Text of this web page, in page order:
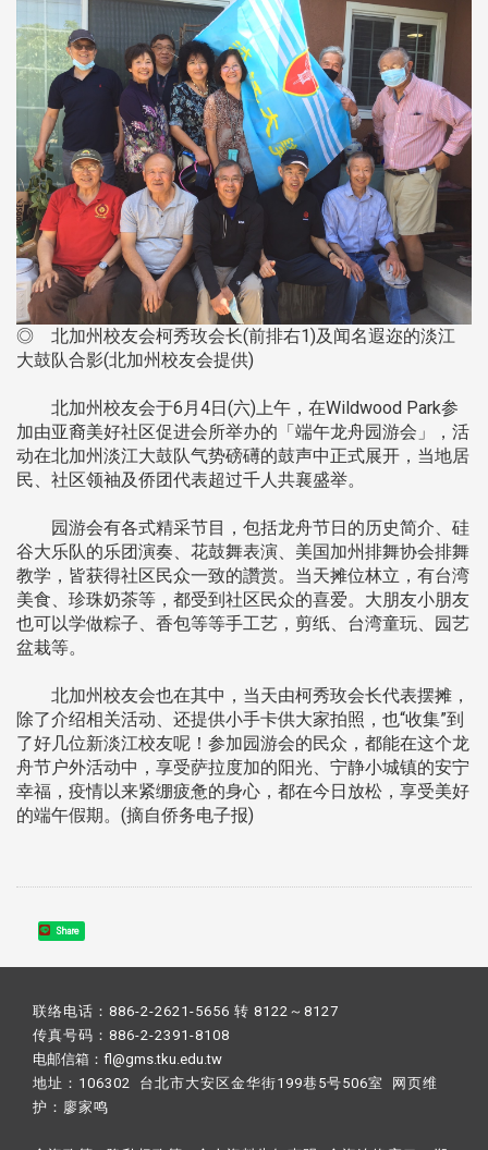
◎ 北加州校友会柯秀玫会长(前排右1)及闻名遐迩的淡江
大鼓队合影(北加州校友会提供)
北加州校友会于6月4日(六)上午，在Wildwood Park参
加由亚裔美好社区促进会所举办的「端午龙舟园游会」，活
动在北加州淡江大鼓队气势磅礡的鼓声中正式展开，当地居
民、社区领袖及侨团代表超过千人共襄盛举。
园游会有各式精采节目，包括龙舟节日的历史简介、硅
谷大乐队的乐团演奏、花鼓舞表演、美国加州排舞协会排舞
教学，皆获得社区民众一致的讚赏。当天摊位林立，有台湾
美食、珍珠奶茶等，都受到社区民众的喜爱。大朋友小朋友
也可以学做粽子、香包等等手工艺，剪纸、台湾童玩、园艺
盆栽等。
北加州校友会也在其中，当天由柯秀玫会长代表摆摊，
除了介绍相关活动、还提供小手卡供大家拍照，也“收集”到
了好几位新淡江校友呢！参加园游会的民众，都能在这个龙
舟节户外活动中，享受萨拉度加的阳光、宁静小城镇的安宁
幸福，疫情以来紧绷疲惫的身心，都在今日放松，享受美好
的端午假期。(摘自侨务电子报)
Share
联络电话：886-2-2621-5656 转 8122～8127
传真号码：886-2-2391-8108
电邮信箱：fl@gms.tku.edu.tw
地址：106302 台北市大安区金华街199巷5号506室 网页维
护： 廖家鸣​